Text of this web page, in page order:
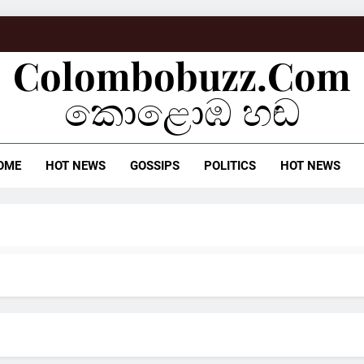
Colombobuzz.com
කොළොඹ හඬ
HOT NEWS GOSSIPS POLITICS HOT NEWS